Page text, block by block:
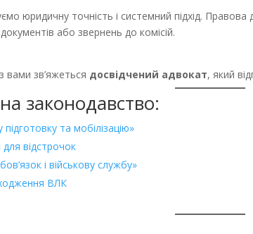
юридичну точність і системний підхід.
або звернень до комісій.
вами зв’яжеться досвідчений адвокат, який
законодавство:
та мобілізацію»
відстрочок
і військову службу»
ВЛК